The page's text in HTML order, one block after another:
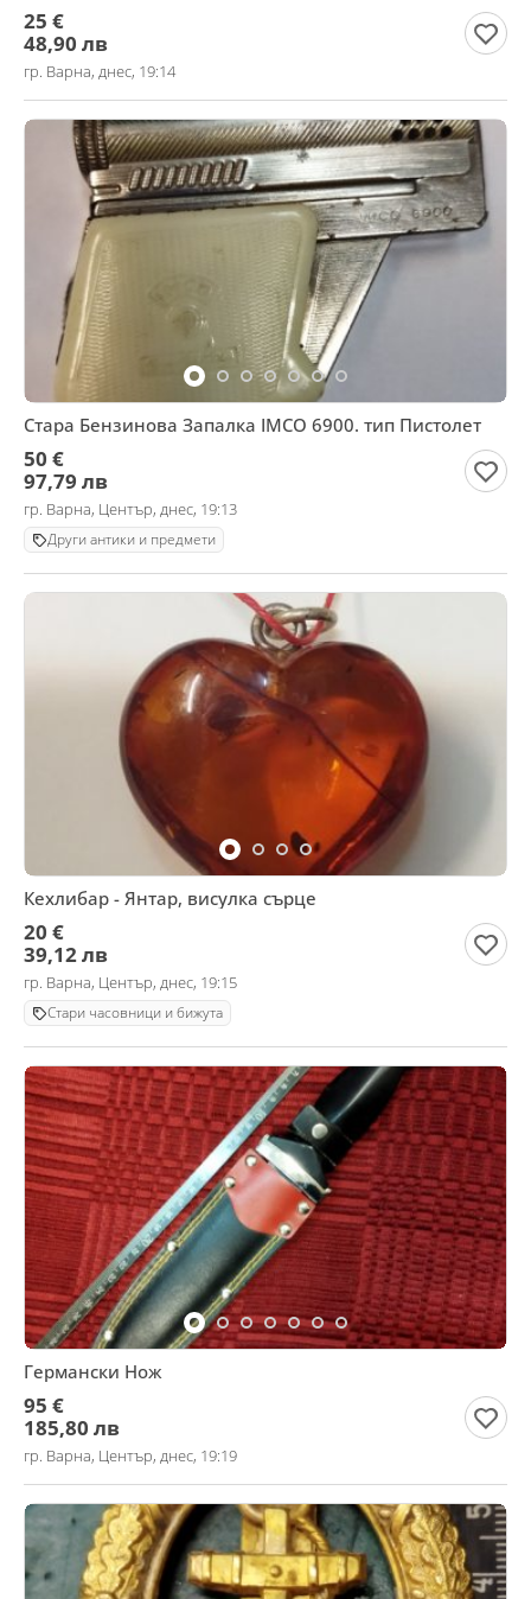
25 €
48,90 лв
гр. Варна, днес, 19:14
Стара Бензинова Запалка IMCO 6900. тип Пистолет
50 €
97,79 лв
гр. Варна, Център, днес, 19:13
Други антики и предмети
Кехлибар - Янтар, висулка сърце
20 €
39,12 лв
гр. Варна, Център, днес, 19:15
Стари часовници и бижута
Германски Нож
95 €
185,80 лв
гр. Варна, Център, днес, 19:19